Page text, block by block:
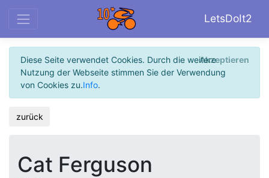
LetsDoIt2
Diese Seite verwendet Cookies. Durch die weitere
Nutzung der Webseite stimmen Sie der Verwendung
von Cookies zu.Info.
Akzeptieren
zurück
Cat Ferguson